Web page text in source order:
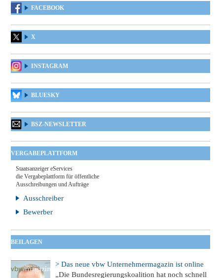
FACEBOOK
X
INSTAGRAM
BLUESKY
BSZ-NEWSLETTER
VERGABEPLATTFORM
Staatsanzeiger eServices
die Vergabeplattform für öffentliche
Ausschreibungen und Aufträge
Ausschreiber
Bewerber
BEILAGEN
> Das neue vbw Unternehmermagazin ist online
„Die Bundesregierungskoalition hat noch schnell